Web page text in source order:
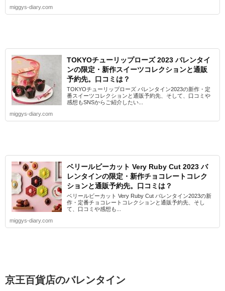
miggys-diary.com
TOKYOチューリップローズ 2023 バレンタイ
ンの限定・新作スイーツコレクションと通販
予約先。口コミは？
TOKYOチューリップローズ バレンタイン2023の新作・定
番スイーツコレクションと通販予約先、そして、口コミや
感想もSNSからご紹介したい...
miggys-diary.com
ベリールビーカット Very Ruby Cut 2023 バ
レンタインの限定・新作チョコレートコレク
ションと通販予約先。口コミは？
ベリールビーカット Very Ruby Cut バレンタイン2023の新
作・定番チョコレートコレクションと通販予約先、そし
て、口コミや感想も...
miggys-diary.com
京王百貨店のバレンタイン